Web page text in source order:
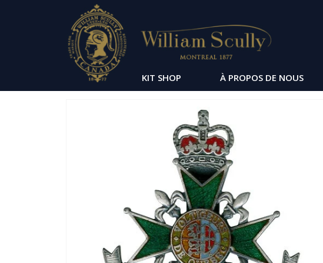
KIT SHOP À PROPOS DE NOUS